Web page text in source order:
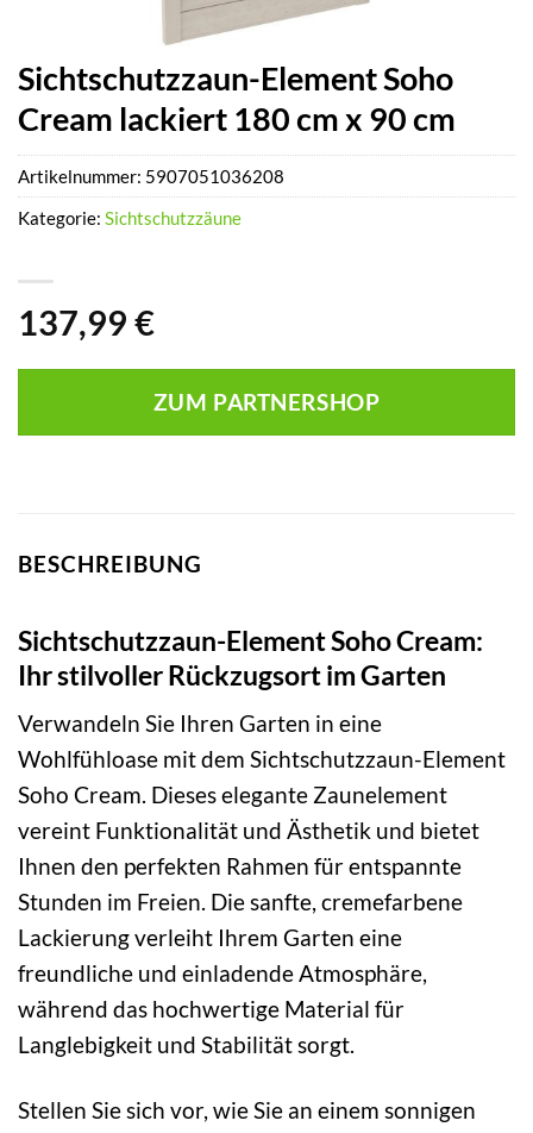
Sichtschutzzaun-Element Soho
Cream lackiert 180 cm x 90 cm
137,99 €
ZUM PARTNERSHOP
Artikelnummer: 5907051036208
Kategorie: Sichtschutzzäune
BESCHREIBUNG
Sichtschutzzaun-Element Soho Cream:
Ihr stilvoller Rückzugsort im Garten
Verwandeln Sie Ihren Garten in eine
Wohlfühloase mit dem Sichtschutzzaun-Element
Soho Cream. Dieses elegante Zaunelement
vereint Funktionalität und Ästhetik und bietet
Ihnen den perfekten Rahmen für entspannte
Stunden im Freien. Die sanfte, cremefarbene
Lackierung verleiht Ihrem Garten eine
freundliche und einladende Atmosphäre,
während das hochwertige Material für
Langlebigkeit und Stabilität sorgt.
Stellen Sie sich vor, wie Sie an einem sonnigen